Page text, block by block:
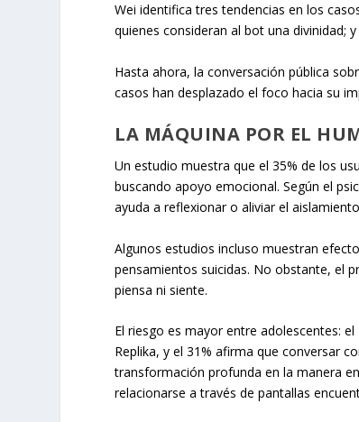
Wei identifica tres tendencias en los
quienes consideran al bot una divinidad;
Hasta ahora, la conversación pública
casos han desplazado el foco hacia su
LA MÁQUINA POR EL
Un estudio muestra que el 35% de los
buscando apoyo emocional. Según el
ayuda a reflexionar o aliviar el
Algunos estudios incluso muestran
pensamientos suicidas. No obstante, el
piensa ni siente.
El riesgo es mayor entre adolescentes:
Replika, y el 31% afirma que conversar
transformación profunda en la manera
relacionarse a través de pantallas